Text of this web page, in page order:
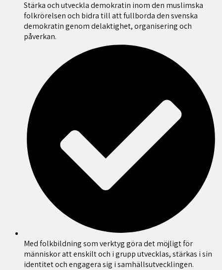
Stärka och utveckla demokratin inom den muslimska
folkrörelsen och bidra till att fullborda den svenska
demokratin genom delaktighet, organisering och
påverkan.
Med folkbildning som verktyg göra det möjligt för
människor att enskilt och i grupp utvecklas, stärkas i sin
identitet och engagera sig i samhällsutvecklingen.